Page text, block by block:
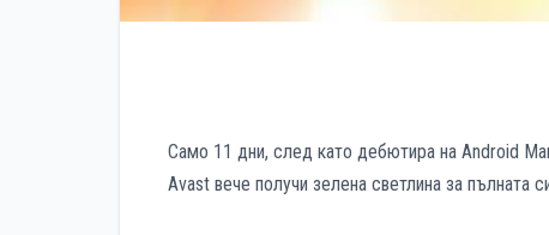
Само 11 дни, след като дебютира на Android
Avast вече получи зелена светлина за пълната